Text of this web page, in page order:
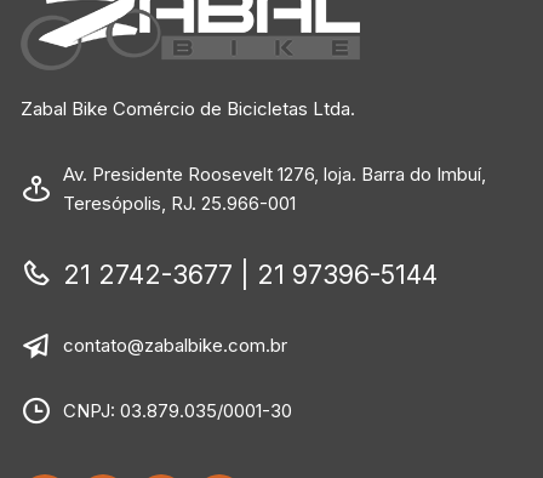
Zabal Bike Comércio de Bicicletas Ltda.
Av. Presidente Roosevelt 1276, loja. Barra do Imbuí,
Teresópolis, RJ. 25.966-001
21 2742-3677 | 21 97396-5144
contato@zabalbike.com.br
CNPJ: 03.879.035/0001-30